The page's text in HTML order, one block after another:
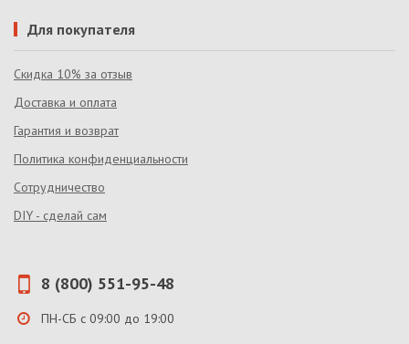
Для покупателя
Скидка 10% за отзыв
Доставка и оплата
Гарантия и возврат
Политика конфиденциальности
Сотрудничество
DIY - сделай сам
8 (800) 551-95-48
ПН-СБ с 09:00 до 19:00